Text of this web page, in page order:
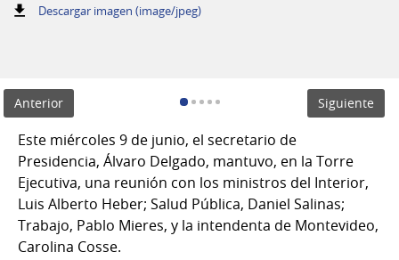
Descargar imagen (image/jpeg):
Anterior Siguiente
Este miércoles 9 de junio, el secretario de
Presidencia, Álvaro Delgado, mantuvo, en la Torre
Ejecutiva, una reunión con los ministros del Interior,
Luis Alberto Heber; Salud Pública, Daniel Salinas;
Trabajo, Pablo Mieres, y la intendenta de Montevideo,
Carolina Cosse.